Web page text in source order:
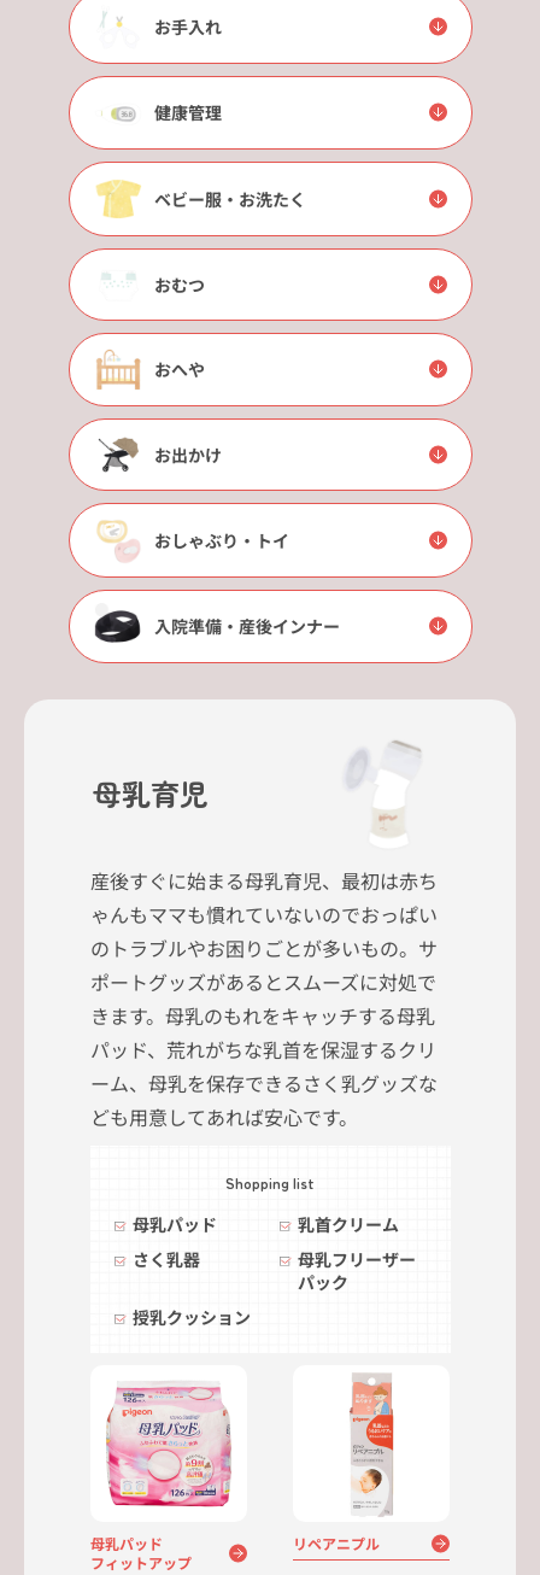
お手入れ
健康管理
ベビー服・お洗たく
おむつ
おへや
お出かけ
おしゃぶり・トイ
入院準備・産後インナー
母乳育児
産後すぐに始まる母乳育児、最初は赤ち
ゃんもママも慣れていないのでおっぱい
のトラブルやお困りごとが多いもの。サ
ポートグッズがあるとスムーズに対処で
きます。母乳のもれをキャッチする母乳
パッド、荒れがちな乳首を保湿するクリ
ーム、母乳を保存できるさく乳グッズな
ども用意してあれば安心です。
Shopping list
母乳パッド
乳首クリーム
さく乳器
母乳フリーザー
パック
授乳クッション
母乳パッド
フィットアップ
リペアニプル